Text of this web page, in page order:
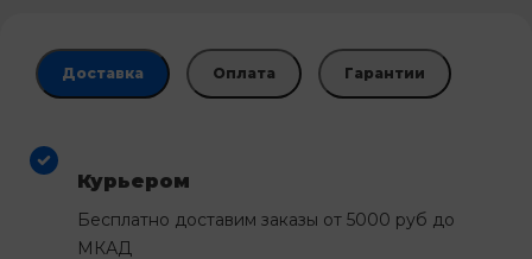
Доставка Оплата Гарантии
Курьером
Бесплатно доставим заказы от 5000 руб до
МКАД